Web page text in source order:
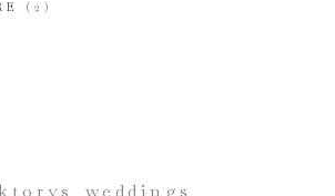
(2)